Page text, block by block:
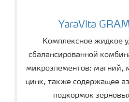
YaraVita GRAMITREL
YaraVita
Комплексное жидкое
сбалансированной
микроэлементов: магний,
цинк, также содержащее
подкормок